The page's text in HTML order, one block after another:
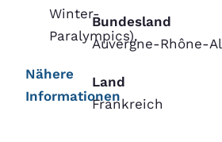
Winter-
Paralympics).
Nähere
Informationen
Bundesland
Auvergne-Rhône-
Land
Frankreich